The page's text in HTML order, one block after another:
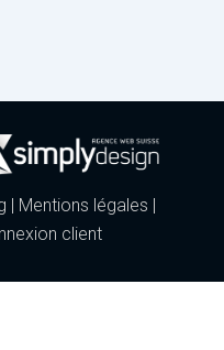
| Mentions légales |
client